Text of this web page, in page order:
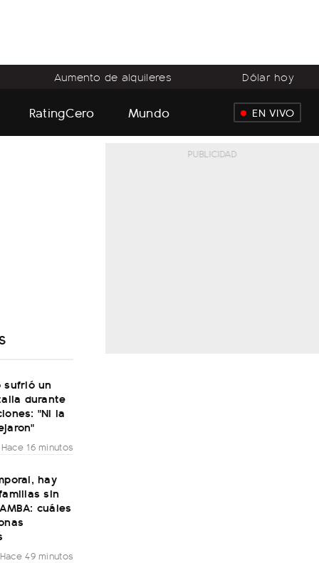
Aumento de alquileres Dólar hoy
RatingCero Mundo EN VIVO
sufrió un
durante
"Ni la
Hace 16 minutos
hay
sin
cuáles
Hace 49 minutos